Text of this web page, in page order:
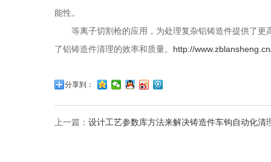
能性。
等离子切割枪的应用，为处理复杂铝铸造件提供了更
了铝铸造件清理的效率和质量。 http://
分享到：
上一篇： 设计工艺参数库方法来解决铸造件车钩自动化清